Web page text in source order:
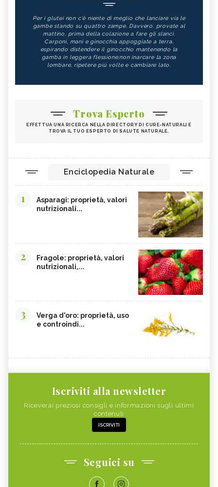
Per i glutei non c'è niente di meglio che lanciare via le
gambe stando su quattro zampe. Davvero, provate al
mattino, prima della colazione a fare gli slanci.
Carponi, mani e ginocchia appoggiate a terra,
espirando distendere il ginocchio mantenendo la
gamba in leggera flessione;non inarcare la zona
lombare, ripetere più volte e cambiare lato.
Trova Esperto
EFFETTUA UNA RICERCA NELLA DIRECTORY DI CURE-NATURALI E
TROVA IL TUO ESPERTO DI SALUTE NATURALE.
Enciclopedia Naturale
1
Asparagi: proprietà, valori
nutrizionali...
2
Fragole: proprietà, valori
nutrizionali,...
3
Verga d'oro: proprietà, uso
e controindi...
Iscriviti alla newsletter
Riceverai preziosi consigli e informazioni sugli ultimi
contenuti
ISCRIVITI
Seguici su